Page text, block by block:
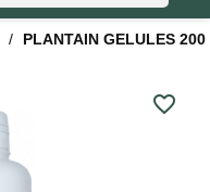
PLANTAIN GELULES 200
favorite_border